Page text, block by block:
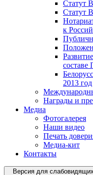
Статут
Статут
к
составе
2013 год
Награды и
Медиа
Фотогалерея
Наши видео
Печать
Медиа-кит
Контакты
Версия для слабовидящих